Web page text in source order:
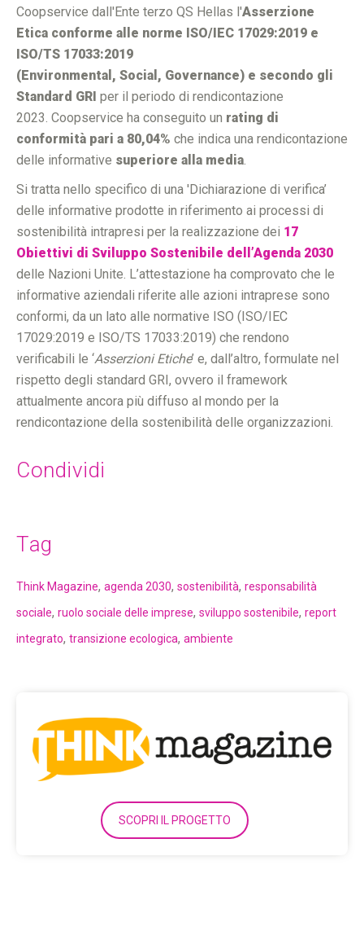
Coopservice dall'Ente terzo QS Hellas l'Asserzione
Etica conforme alle norme ISO/IEC 17029:2019 e
ISO/TS 17033:2019
(Environmental, Social, Governance) e secondo gli
Standard GRI per il periodo di rendicontazione
2023. Coopservice ha conseguito un rating di
conformità pari a 80,04% che indica una rendicontazione
delle informative superiore alla media.
Si tratta nello specifico di una 'Dichiarazione di verifica’
delle informative prodotte in riferimento ai processi di
sostenibilità intrapresi per la realizzazione dei 17
Obiettivi di Sviluppo Sostenibile dell’Agenda 2030
delle Nazioni Unite. L’attestazione ha comprovato che le
informative aziendali riferite alle azioni intraprese sono
conformi, da un lato alle normative ISO (ISO/IEC
17029:2019 e ISO/TS 17033:2019) che rendono
verificabili le ‘Asserzioni Etiche’ e, dall’altro, formulate nel
rispetto degli standard GRI, ovvero il framework
attualmente ancora più diffuso al mondo per la
rendicontazione della sostenibilità delle organizzazioni.
Condividi
Tag
Think Magazine, agenda 2030, sostenibilità, responsabilità
sociale, ruolo sociale delle imprese, sviluppo sostenibile, report
integrato, transizione ecologica, ambiente
SCOPRI IL PROGETTO